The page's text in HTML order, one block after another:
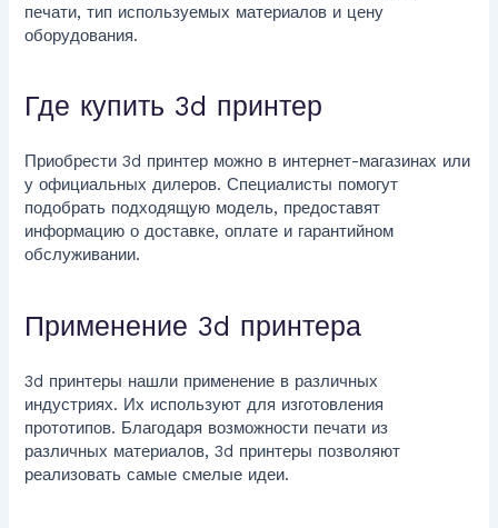
печати, тип используемых материалов и цену
оборудования.
Где купить 3d принтер
Приобрести 3d принтер можно в интернет-магазинах или
у официальных дилеров. Специалисты помогут
подобрать подходящую модель, предоставят
информацию о доставке, оплате и гарантийном
обслуживании.
Применение 3d принтера
3d принтеры нашли применение в различных
индустриях. Их используют для изготовления
прототипов. Благодаря возможности печати из
различных материалов, 3d принтеры позволяют
реализовать самые смелые идеи.